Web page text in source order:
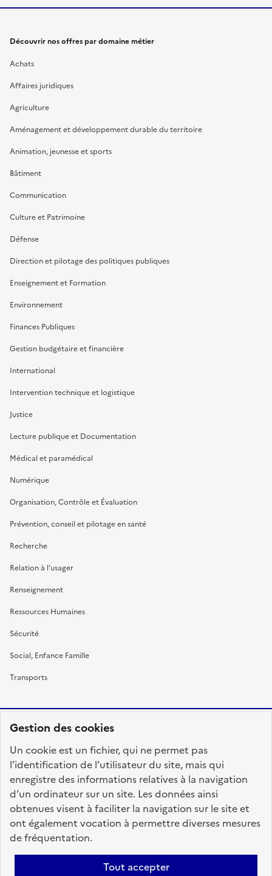
Gestion des cookies
Un cookie est un fichier, qui ne permet pas
l’identification de l’utilisateur du site, mais qui
enregistre des informations relatives à la navigation
d’un ordinateur sur un site. Les données ainsi
obtenues visent à faciliter la navigation sur le site et
ont également vocation à permettre diverses mesures
de fréquentation.
Tout accepter
Découvrir nos offres par domaine métier
Achats
Affaires juridiques
Agriculture
Aménagement et développement durable du territoire
Animation, jeunesse et sports
Bâtiment
Communication
Culture et Patrimoine
Défense
Direction et pilotage des politiques publiques
Enseignement et Formation
Environnement
Finances Publiques
Gestion budgétaire et financière
International
Intervention technique et logistique
Justice
Lecture publique et Documentation
Médical et paramédical
Numérique
Organisation, Contrôle et Évaluation
Prévention, conseil et pilotage en santé
Recherche
Relation à l’usager
Renseignement
Ressources Humaines
Sécurité
Social, Enfance Famille
Transports
FRANÇAISE
fonction-publique.gouv.fr
legifrance.gouv.fr
gouvernement.fr